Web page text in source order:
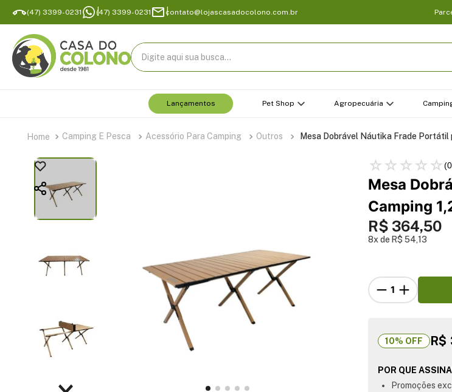
(47) 3399-0231 (47) 3399-0231 contato@lojascasadocolono.com.br
Digite aqui sua busca...
Lançamentos Pet Shop Agropecuária
Camping E Pesca Acessório Para Camping Outros Mesa Dobrável Náutika Frade Portátil
☆ ☆ ☆ ☆ ☆(0
Mesa
Camping
R$ 364,50
8 R$ 54,13
10% OFF R$
POR QUE
Promoções